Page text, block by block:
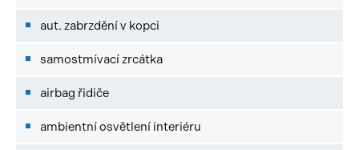
aut. zabrzdění v kopci
samostmívací zrcátka
airbag řidiče
ambientní osvětlení interiéru